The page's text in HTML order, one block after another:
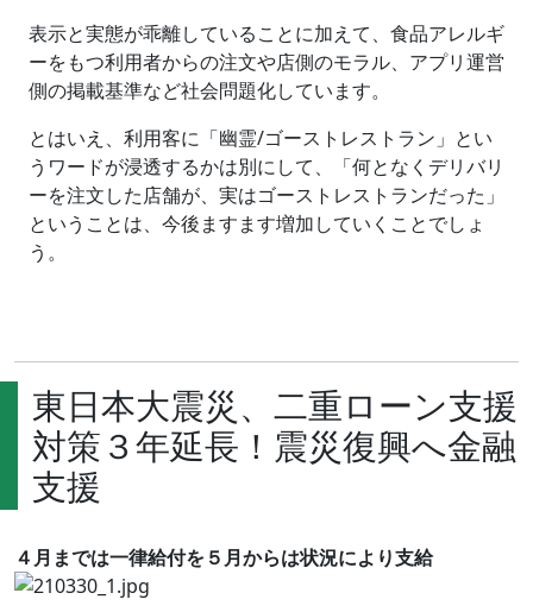
表示と実態が乖離していることに加えて、食品アレルギ
ーをもつ利用者からの注文や店側のモラル、アプリ運営
側の掲載基準など社会問題化しています。
とはいえ、利用客に「幽霊/ゴーストレストラン」とい
うワードが浸透するかは別にして、「何となくデリバリ
ーを注文した店舗が、実はゴーストレストランだった」
ということは、今後ますます増加していくことでしょ
う。
東日本大震災、二重ローン支援
対策３年延長！震災復興へ金融
支援
４月までは一律給付を５月からは状況により支給